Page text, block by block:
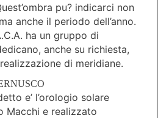
pu? indicarci non
anche il periodo dell’anno.
ha un gruppo di
anche su richiesta,
di meridiane.
e’ l’orologio solare
Macchi e realizzato